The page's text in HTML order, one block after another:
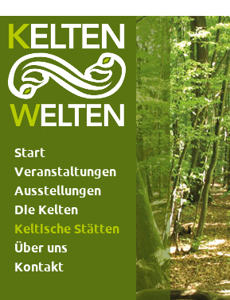
Start
Veranstaltungen
Ausstellungen
Die Kelten
Keltische Stätten
Über uns
Kontakt